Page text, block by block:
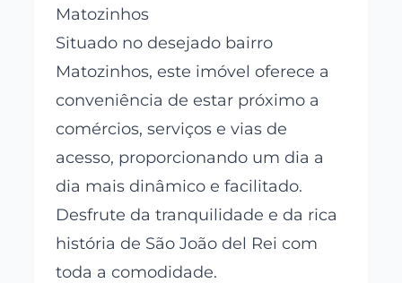
Matozinhos
Situado no desejado bairro
Matozinhos, este imóvel oferece a
conveniência de estar próximo a
comércios, serviços e vias de
acesso, proporcionando um dia a
dia mais dinâmico e facilitado.
Desfrute da tranquilidade e da rica
história de São João del Rei com
toda a comodidade.